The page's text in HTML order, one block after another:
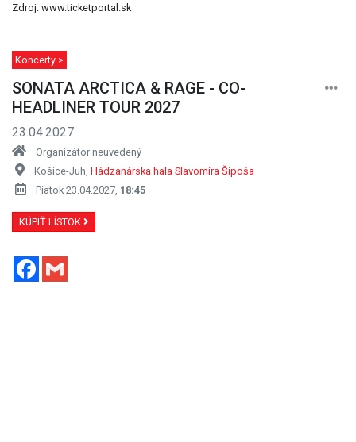
Zdroj: www.ticketportal.sk
Koncerty >
SONATA ARCTICA & RAGE - CO-
HEADLINER TOUR 2027
23.04.2027
Organizátor neuvedený
Košice-Juh, Hádzanárska hala Slavomíra Šipoša
Piatok 23.04.2027, 18:45
KÚPIŤ LÍSTOK
Facebook